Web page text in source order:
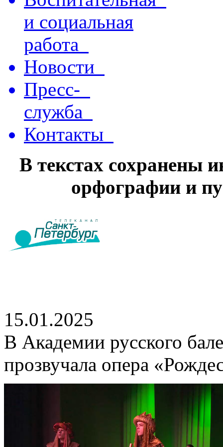
и социальная
работа
Новости
Пресс-
служба
Контакты
В текстах сохранены
орфографии и
15.01.2025
В Академии русского
прозвучала опера